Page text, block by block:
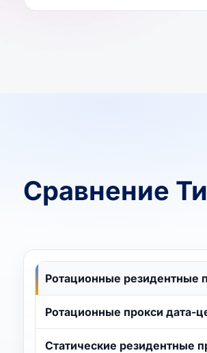
Сравнение
Ротационные резидентные
Ротационные прокси дата-
Статические резидентные